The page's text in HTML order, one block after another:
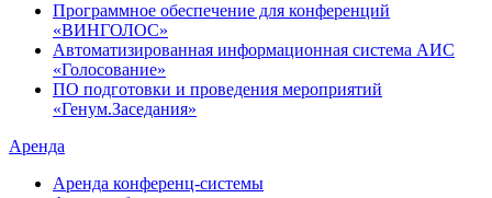
Программное обеспечение для конференций
«ВИНГОЛОС»
Автоматизированная информационная система АИС
«Голосование»
ПО подготовки и проведения мероприятий
«Генум.Заседания»
Аренда
Аренда конференц-системы